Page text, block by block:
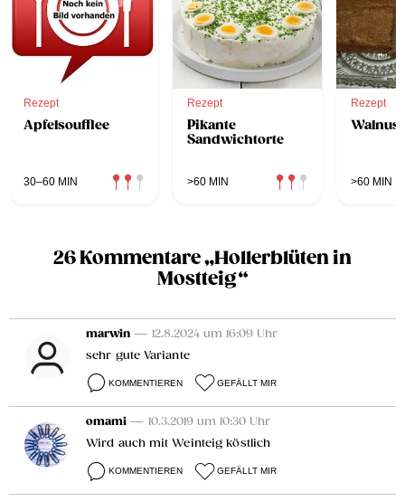
Rezept
Apfelsoufflee
30–60 MIN
Rezept
Pikante
Sandwichtorte
>60 MIN
Rezept
>60 MIN
26 Kommentare „Hollerblüten in
Mostteig“
marwin — 12.8.2024 um 16:09 Uhr
sehr gute Variante
KOMMENTIEREN GEFÄLLT MIR
omami — 10.3.2019 um 10:30 Uhr
Wird auch mit Weinteig köstlich
KOMMENTIEREN GEFÄLLT MIR